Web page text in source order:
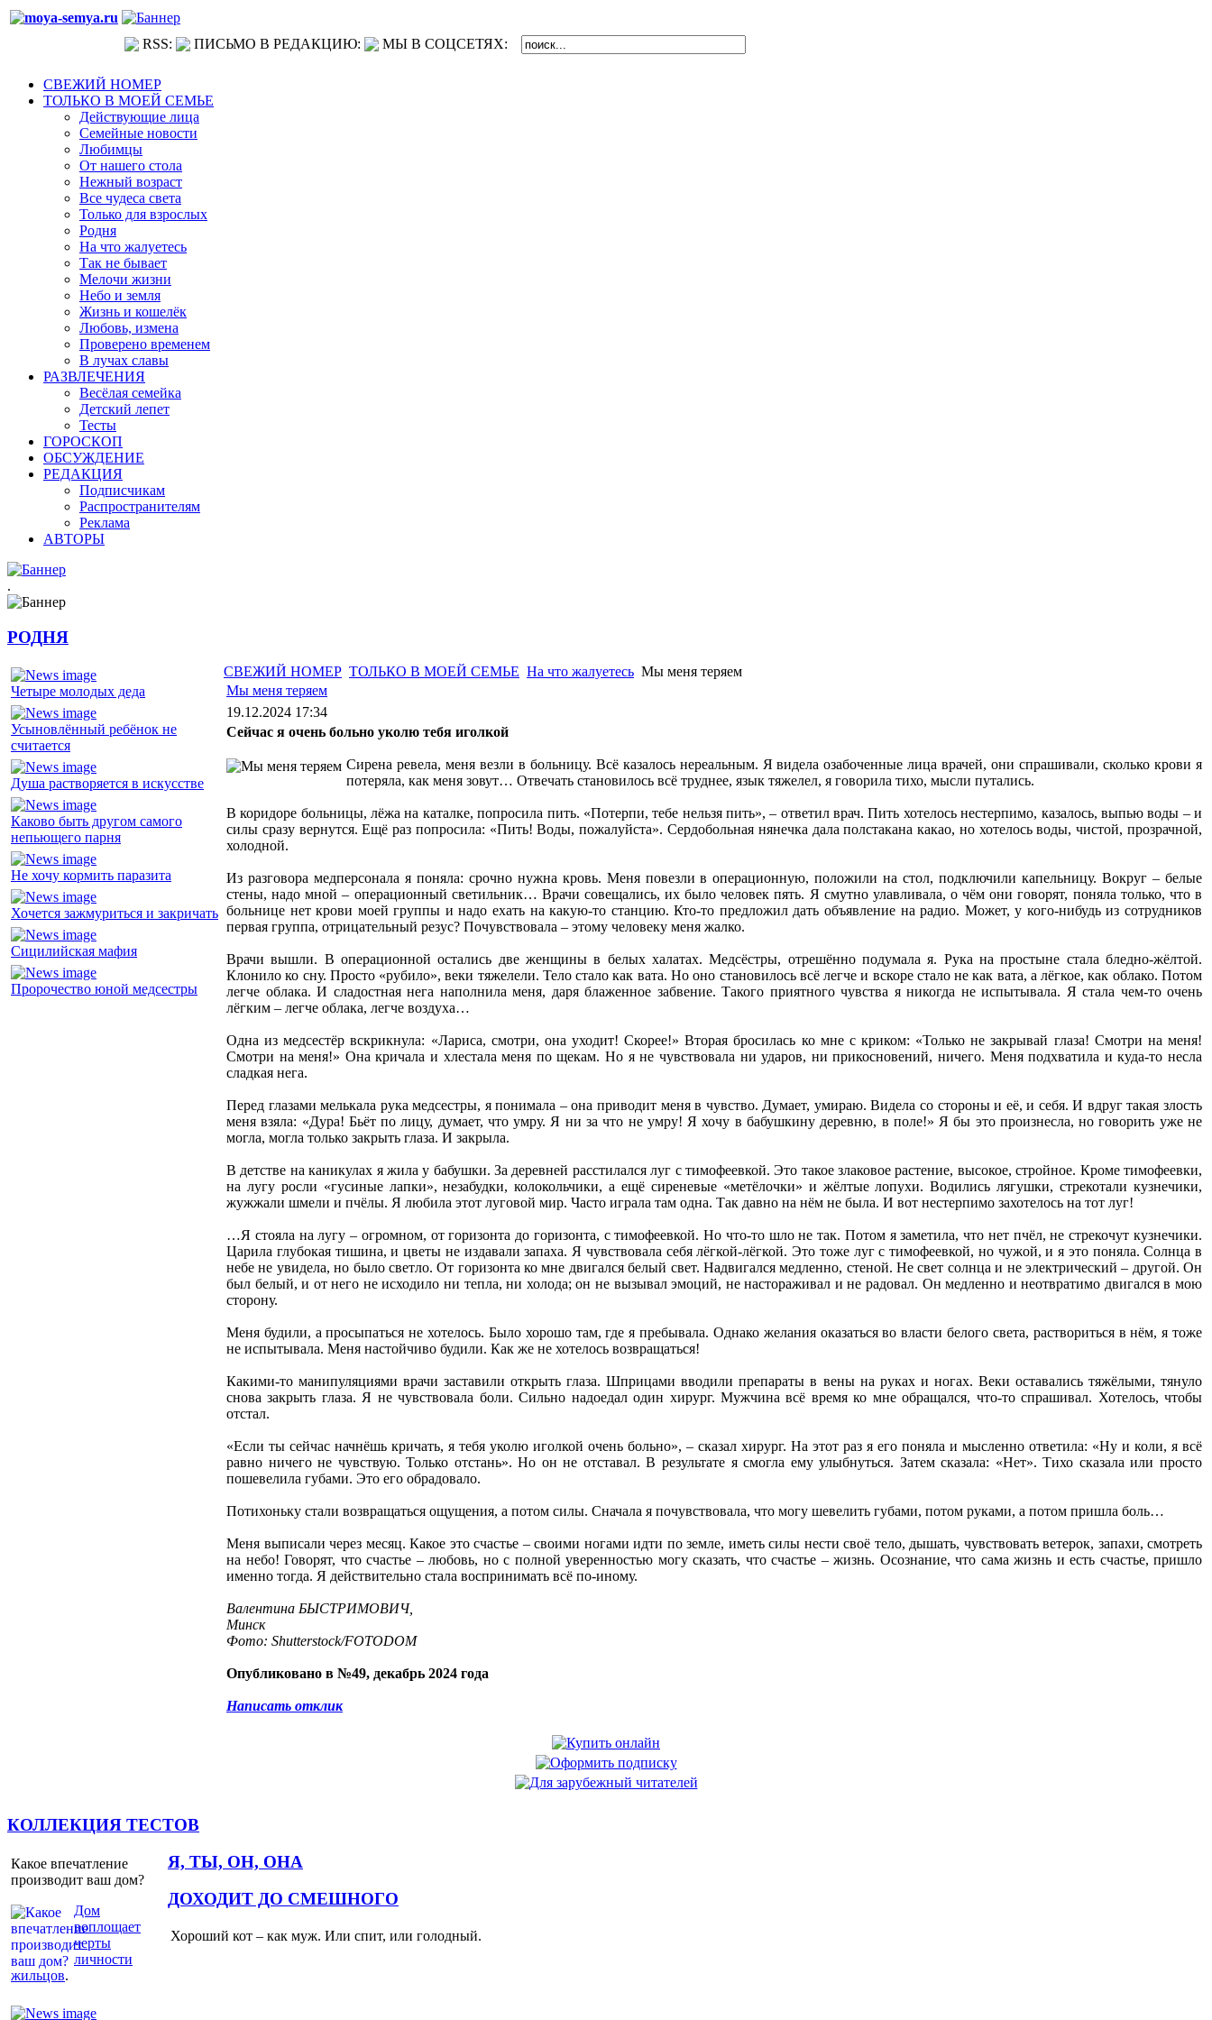
RSS: ПИСЬМО В РЕДАКЦИЮ: МЫ В СОЦСЕТЯХ:
СВЕЖИЙ НОМЕР
ТОЛЬКО В МОЕЙ СЕМЬЕ
Действующие лица
Семейные новости
Любимцы
От нашего стола
Нежный возраст
Все чудеса света
Только для взрослых
Родня
На что жалуетесь
Так не бывает
Мелочи жизни
Небо и земля
Жизнь и кошелёк
Любовь, измена
Проверено временем
В лучах славы
РАЗВЛЕЧЕНИЯ
Весёлая семейка
Детский лепет
Тесты
ГОРОСКОП
ОБСУЖДЕНИЕ
РЕДАКЦИЯ
Подписчикам
Распространителям
Реклама
АВТОРЫ
.
РОДНЯ
Четыре молодых деда
Усыновлённый ребёнок не
считается
Душа растворяется в искусстве
Каково быть другом самого
непьющего парня
Не хочу кормить паразита
Хочется зажмуриться и закричать
Сицилийская мафия
Пророчество юной медсестры
СВЕЖИЙ НОМЕР ТОЛЬКО В МОЕЙ СЕМЬЕ На что жалуетесь Мы меня теряем
Мы меня теряем
19.12.2024 17:34
Сейчас я очень больно уколю тебя иголкой
Сирена ревела, меня везли в больницу. Всё казалось нереальным. Я видела озабоченные лица врачей, они спрашивали, сколько крови я
потеряла, как меня зовут… Отвечать становилось всё труднее, язык тяжелел, я говорила тихо, мысли путались.
В коридоре больницы, лёжа на каталке, попросила пить. «Потерпи, тебе нельзя пить», – ответил врач. Пить хотелось нестерпимо, казалось, выпью воды – и
силы сразу вернутся. Ещё раз попросила: «Пить! Воды, пожалуйста». Сердобольная нянечка дала полстакана какао, но хотелось воды, чистой, прозрачной,
холодной.
Из разговора медперсонала я поняла: срочно нужна кровь. Меня повезли в операционную, положили на стол, подключили капельницу. Вокруг – белые
стены, надо мной – операционный светильник… Врачи совещались, их было человек пять. Я смутно улавливала, о чём они говорят, поняла только, что в
больнице нет крови моей группы и надо ехать на какую-то станцию. Кто-то предложил дать объявление на радио. Может, у кого-нибудь из сотрудников
первая группа, отрицательный резус? Почувствовала – этому человеку меня жалко.
Врачи вышли. В операционной остались две женщины в белых халатах. Медсёстры, отрешённо подумала я. Рука на простыне стала бледно-жёлтой.
Клонило ко сну. Просто «рубило», веки тяжелели. Тело стало как вата. Но оно становилось всё легче и вскоре стало не как вата, а лёгкое, как облако. Потом
легче облака. И сладостная нега наполнила меня, даря блаженное забвение. Такого приятного чувства я никогда не испытывала. Я стала чем-то очень
лёгким – легче облака, легче воздуха…
Одна из медсестёр вскрикнула: «Лариса, смотри, она уходит! Скорее!» Вторая бросилась ко мне с криком: «Только не закрывай глаза! Смотри на меня!
Смотри на меня!» Она кричала и хлестала меня по щекам. Но я не чувствовала ни ударов, ни прикосновений, ничего. Меня подхватила и куда-то несла
сладкая нега.
Перед глазами мелькала рука медсестры, я понимала – она приводит меня в чувство. Думает, умираю. Видела со стороны и её, и себя. И вдруг такая злость
меня взяла: «Дура! Бьёт по лицу, думает, что умру. Я ни за что не умру! Я хочу в бабушкину деревню, в поле!» Я бы это произнесла, но говорить уже не
могла, могла только закрыть глаза. И закрыла.
В детстве на каникулах я жила у бабушки. За деревней расстилался луг с тимофеевкой. Это такое злаковое растение, высокое, стройное. Кроме тимофеевки,
на лугу росли «гусиные лапки», незабудки, колокольчики, а ещё сиреневые «метёлочки» и жёлтые лопухи. Водились лягушки, стрекотали кузнечики,
жужжали шмели и пчёлы. Я любила этот луговой мир. Часто играла там одна. Так давно на нём не была. И вот нестерпимо захотелось на тот луг!
…Я стояла на лугу – огромном, от горизонта до горизонта, с тимофеевкой. Но что-то шло не так. Потом я заметила, что нет пчёл, не стрекочут кузнечики.
Царила глубокая тишина, и цветы не издавали запаха. Я чувствовала себя лёгкой-лёгкой. Это тоже луг с тимофеевкой, но чужой, и я это поняла. Солнца в
небе не увидела, но было светло. От горизонта ко мне двигался белый свет. Надвигался медленно, стеной. Не свет солнца и не электрический – другой. Он
был белый, и от него не исходило ни тепла, ни холода; он не вызывал эмоций, не настораживал и не радовал. Он медленно и неотвратимо двигался в мою
сторону.
Меня будили, а просыпаться не хотелось. Было хорошо там, где я пребывала. Однако желания оказаться во власти белого света, раствориться в нём, я тоже
не испытывала. Меня настойчиво будили. Как же не хотелось возвращаться!
Какими-то манипуляциями врачи заставили открыть глаза. Шприцами вводили препараты в вены на руках и ногах. Веки оставались тяжёлыми, тянуло
снова закрыть глаза. Я не чувствовала боли. Сильно надоедал один хирург. Мужчина всё время ко мне обращался, что-то спрашивал. Хотелось, чтобы
отстал.
«Если ты сейчас начнёшь кричать, я тебя уколю иголкой очень больно», – сказал хирург. На этот раз я его поняла и мысленно ответила: «Ну и коли, я всё
равно ничего не чувствую. Только отстань». Но он не отставал. В результате я смогла ему улыбнуться. Затем сказала: «Нет». Тихо сказала или просто
пошевелила губами. Это его обрадовало.
Потихоньку стали возвращаться ощущения, а потом силы. Сначала я почувствовала, что могу шевелить губами, потом руками, а потом пришла боль…
Меня выписали через месяц. Какое это счастье – своими ногами идти по земле, иметь силы нести своё тело, дышать, чувствовать ветерок, запахи, смотреть
на небо! Говорят, что счастье – любовь, но с полной уверенностью могу сказать, что счастье – жизнь. Осознание, что сама жизнь и есть счастье, пришло
именно тогда. Я действительно стала воспринимать всё по-иному.
Валентина БЫСТРИМОВИЧ,
Минск
Фото: Shutterstock/FOTODOM
Опубликовано в №49, декабрь 2024 года
Написать отклик
КОЛЛЕКЦИЯ ТЕСТОВ
Какое впечатление
производит ваш дом?
Дом
воплощает
черты
личности
жильцов.
Я, ТЫ, ОН, ОНА
ДОХОДИТ ДО СМЕШНОГО
Хороший кот – как муж. Или спит, или голодный.